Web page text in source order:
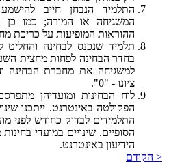
התלמיד הנבחן חייב
המשגיחה או המורה; כמו כן
ההוראות המופיעות על כריכת
תלמיד שנכנס לבחינה והחליט
בחדר הבחינה לפחות מחצית
למשגיחה את מחברת הבחינה
ציונו - "0".
לוח הבחינות ומועדיהן
הפקולטה באינטרנט. ייתכנו
התלמידים לבדוק כחודש לפני
הסופיים. שינויים במועדי
הידיעון באינטרנט.
< הקודם